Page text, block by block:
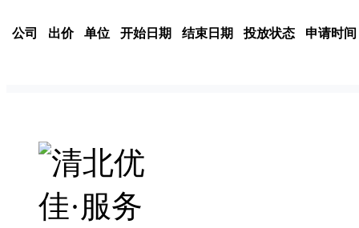
公司 出价 单位 开始日期 结束日期 投放状态 申请时间